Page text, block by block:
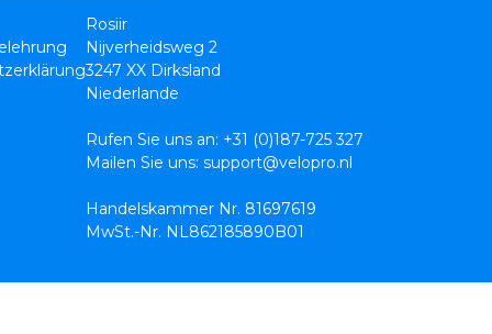
Rosiir
Nijverheidsweg 2
3247 XX Dirksland
Niederlande
Rufen Sie uns an: +31 (0)187-725 327
Mailen Sie uns: support@velopro.nl
Handelskammer Nr. 81697619
MwSt.-Nr. NL862185890B01